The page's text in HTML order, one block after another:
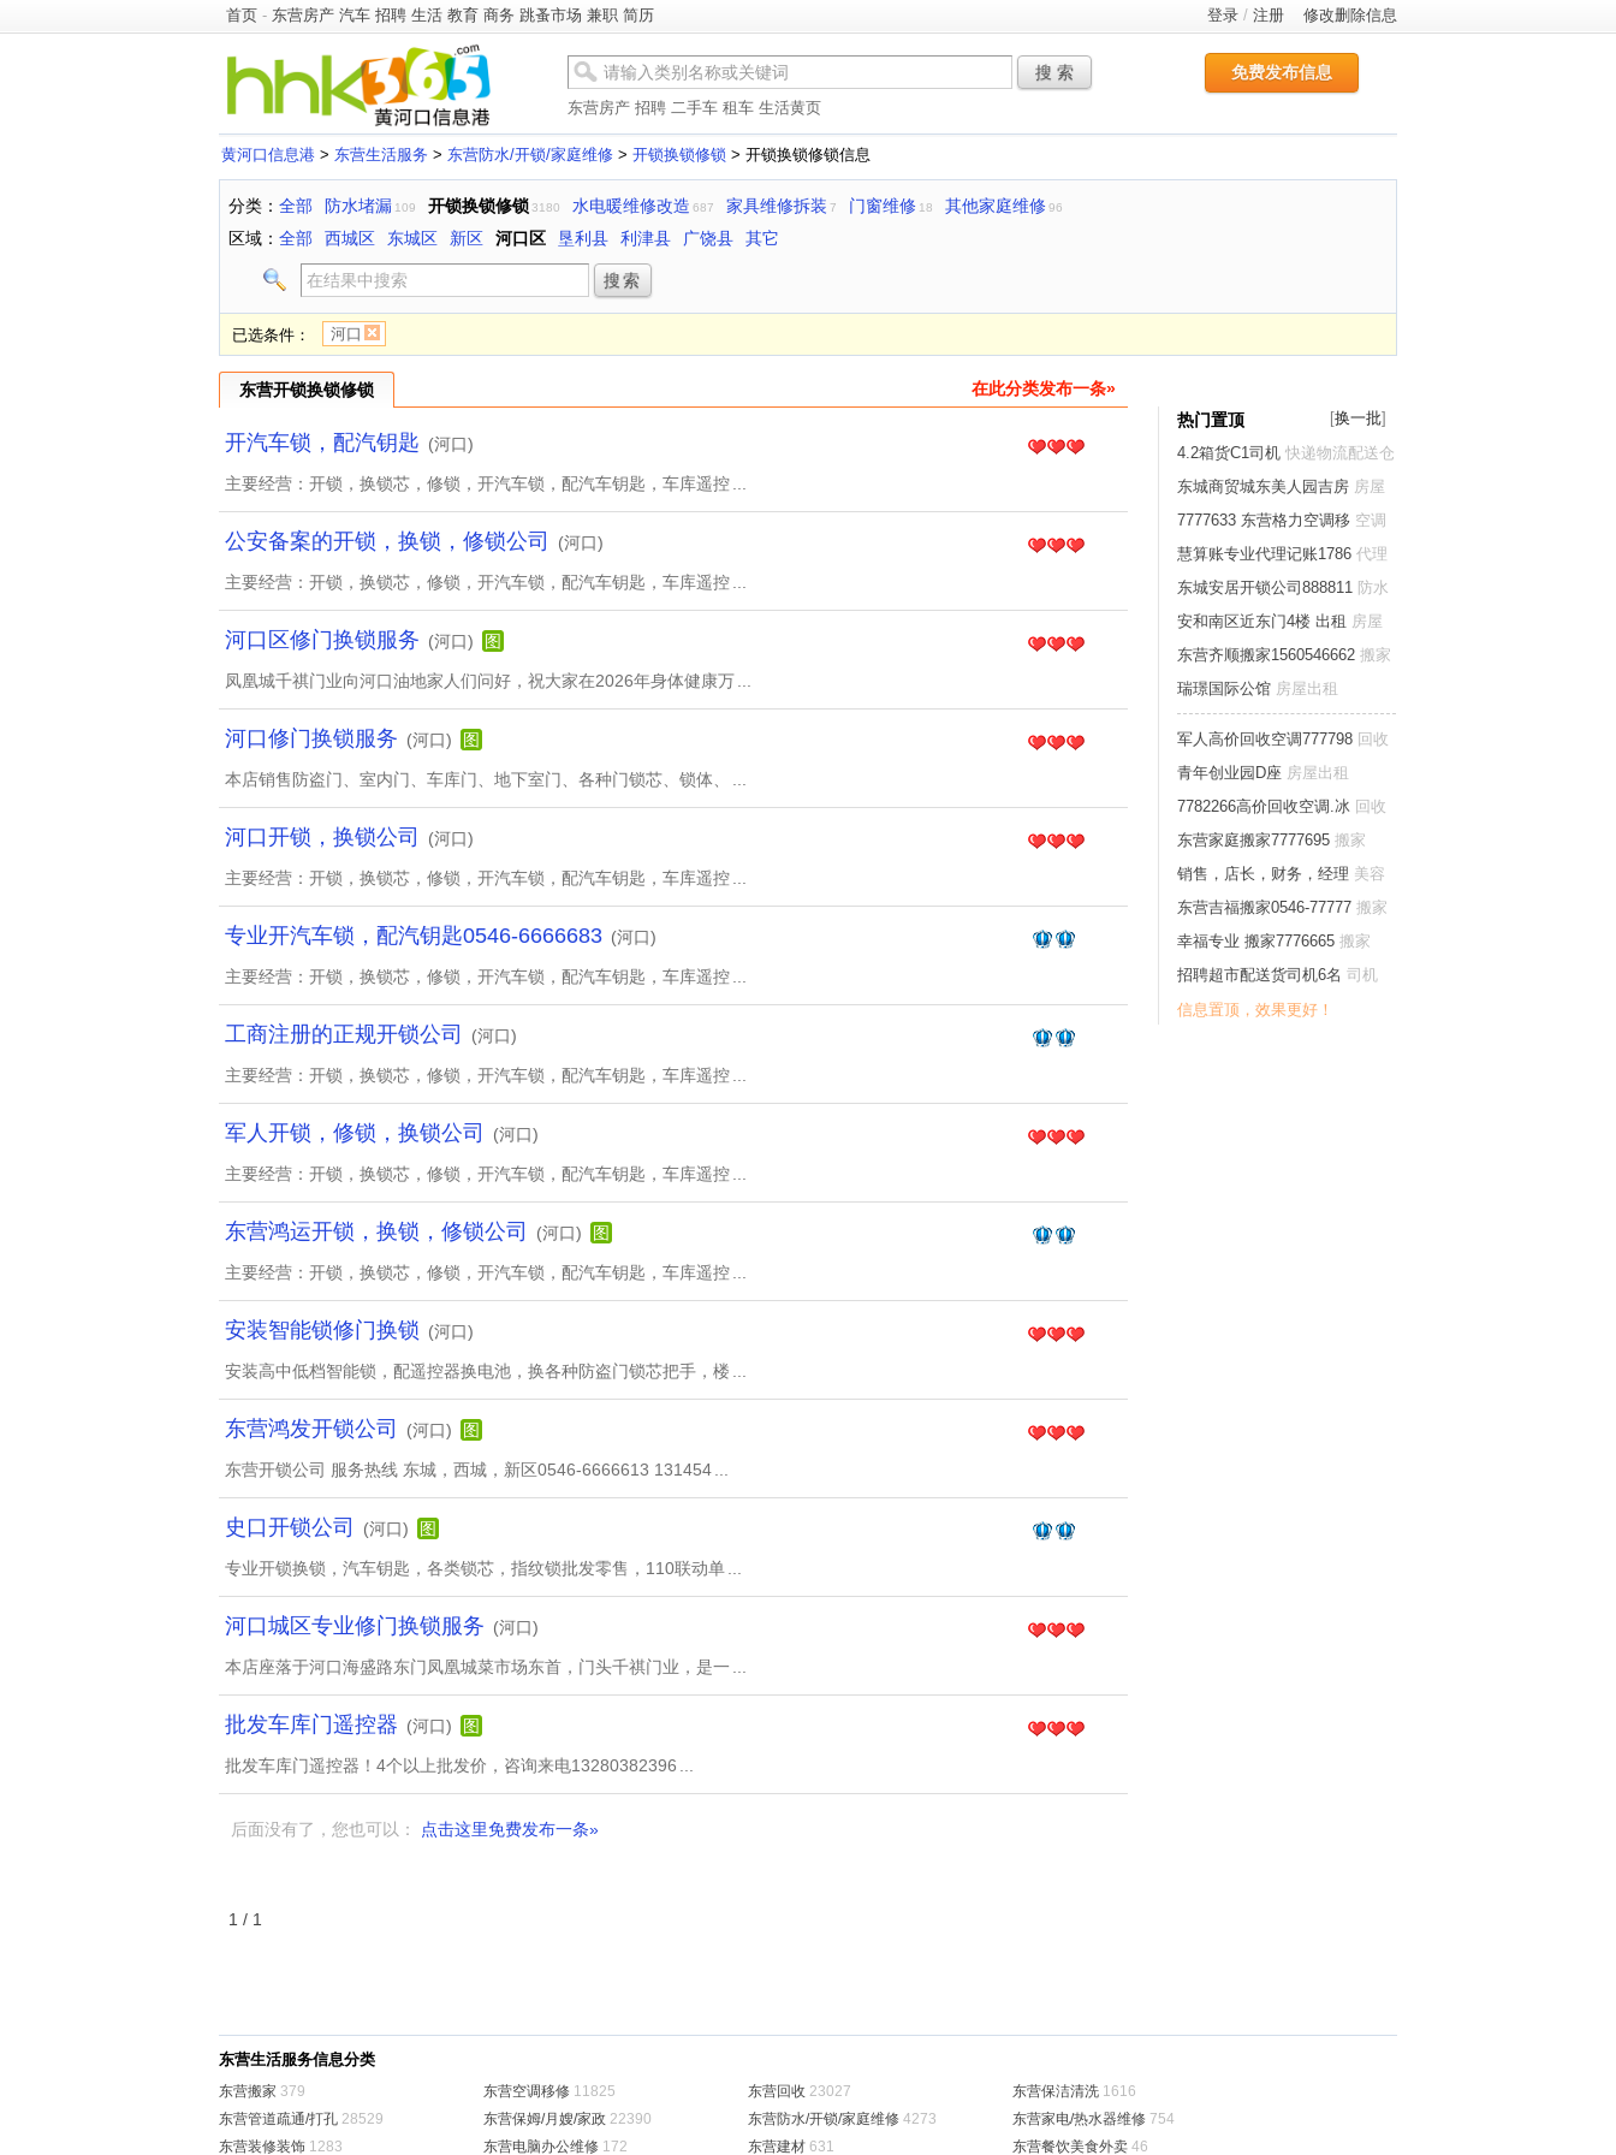
首页 - 东营房产 汽车 招聘 生活 教育 商务 跳蚤市场 兼职 简历 登录 / 注册 修改删除信息
搜 索 免费发布信息
东营房产 招聘 二手车 租车 生活黄页
黄河口信息港 > 东营生活服务 > 东营防水/开锁/家庭维修 > 开锁换锁修锁 > 开锁换锁修锁信息
分类： 全部 防水堵漏 109 开锁换锁修锁3180 水电暖维修改造 687 家具维修拆装 7 门窗维修 18 其他家庭维修96
区域： 全部 西城区 东城区 新区 河口区 垦利县 利津县 广饶县 其它
已选条件： 河口
东营开锁换锁修锁 在此分类发布一条»
开汽车锁，配汽钥匙 (河口)
主要经营：开锁，换锁芯，修锁，开汽车锁，配汽车钥匙，车库遥控
公安备案的开锁，换锁，修锁公司 (河口)
主要经营：开锁，换锁芯，修锁，开汽车锁，配汽车钥匙，车库遥控
河口区修门换锁服务 (河口) 图
凤凰城千祺门业向河口油地家人们问好，祝大家在2026年身体健康万
河口修门换锁服务 (河口) 图
本店销售防盗门、室内门、车库门、地下室门、各种门锁芯、锁体、
河口开锁，换锁公司 (河口)
主要经营：开锁，换锁芯，修锁，开汽车锁，配汽车钥匙，车库遥控
专业开汽车锁，配汽钥匙0546-6666683 (河口)
主要经营：开锁，换锁芯，修锁，开汽车锁，配汽车钥匙，车库遥控
工商注册的正规开锁公司 (河口)
主要经营：开锁，换锁芯，修锁，开汽车锁，配汽车钥匙，车库遥控
军人开锁，修锁，换锁公司 (河口)
主要经营：开锁，换锁芯，修锁，开汽车锁，配汽车钥匙，车库遥控
东营鸿运开锁，换锁，修锁公司 (河口) 图
主要经营：开锁，换锁芯，修锁，开汽车锁，配汽车钥匙，车库遥控
安装智能锁修门换锁 (河口)
安装高中低档智能锁，配遥控器换电池，换各种防盗门锁芯把手，楼
东营鸿发开锁公司 (河口) 图
东营开锁公司 服务热线 东城，西城，新区0546-6666613 131454
史口开锁公司 (河口) 图
专业开锁换锁，汽车钥匙，各类锁芯，指纹锁批发零售，110联动单
河口城区专业修门换锁服务 (河口)
本店座落于河口海盛路东门凤凰城菜市场东首，门头千祺门业，是一
批发车库门遥控器 (河口) 图
批发车库门遥控器！4个以上批发价，咨询来电13280382396
后面没有了，您也可以： 点击这里免费发布一条»
1 / 1
热门置顶 [换一批]
4.2箱货C1司机 快递物流配送仓
储
东城商贸城东美人园吉房 房屋
出租
7777633 东营格力空调移 空调
移修
慧算账专业代理记账1786 代理
记账财税
东城安居开锁公司888811 防水
开锁家庭维修
安和南区近东门4楼 出租 房屋
出租
东营齐顺搬家1560546662 搬家
瑞璟国际公馆 房屋出租
军人高价回收空调777798 回收
青年创业园D座 房屋出租
7782266高价回收空调.冰 回收
东营家庭搬家7777695 搬家
销售，店长，财务，经理 美容
健身保健
东营吉福搬家0546-77777 搬家
幸福专业 搬家7776665 搬家
招聘超市配送货司机6名 司机
信息置顶，效果更好！
东营生活服务信息分类
东营搬家 379 东营空调移修 11825 东营回收 23027 东营保洁清洗 1616
东营管道疏通/打孔 28529 东营保姆/月嫂/家政 22390 东营防水/开锁/家庭维修 4273 东营家电/热水器维修 754
东营装修装饰 1283 东营电脑办公维修 172 东营建材 631 东营餐饮美食外卖 46